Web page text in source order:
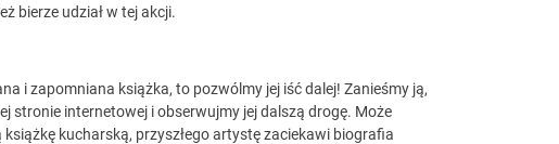
bierze udział w tej akcji.
i zapomniana książka, to pozwólmy jej iść dalej! Zanieśmy ją,
stronie internetowej i obserwujmy jej dalszą drogę. Może
kucharską, przyszłego artystę zaciekawi biografia